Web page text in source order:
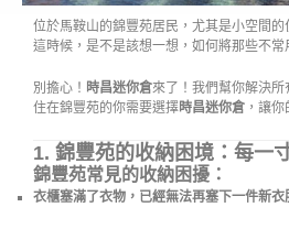
位於馬鞍山的錦豐苑居民，尤其是小空間
這時候，是不是該想一想，如何將那些不
別擔心！ 時昌迷你倉來了！我們幫你解決
住在錦豐苑的你需要選擇時昌迷你倉 ，讓
1. 錦豐苑的收納困境：每一
錦豐苑常見的收納困擾：
衣櫃塞滿了衣物，已經無法再塞下一件新衣